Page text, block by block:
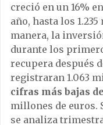
creció en un 16%
año, hasta los
manera, la
durante los
recupera después
registraran 1.063
cifras más bajas
millones de euros.
se analiza